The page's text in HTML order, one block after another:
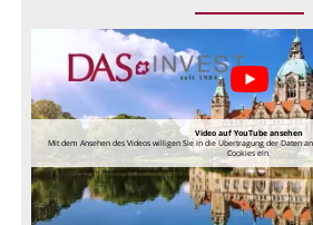
Video auf YouTube ansehen
Mit dem Ansehen des Videos willigen Sie in die Übertragung der Daten
Cookies ein.